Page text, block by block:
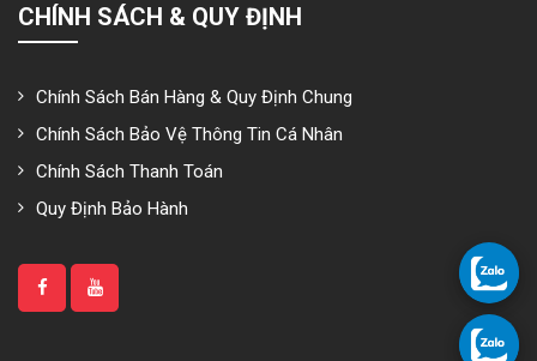
CHÍNH SÁCH & QUY ĐỊNH
Chính Sách Bán Hàng & Quy Định Chung
Chính Sách Bảo Vệ Thông Tin Cá Nhân
Chính Sách Thanh Toán
Quy Định Bảo Hành